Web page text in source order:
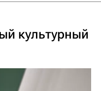
культурный